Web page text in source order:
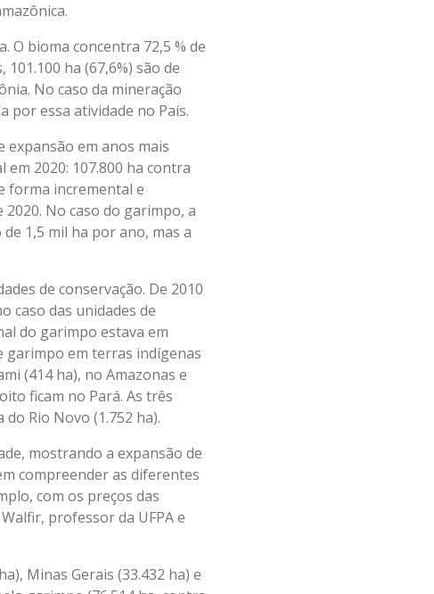
O bioma concentra 72,5 % de
ha (67,6%) são de
No caso da mineração
por essa atividade no País.
em anos mais
2020: 107.800 ha contra
forma incremental e
No caso do garimpo, a
1,5 mil ha por ano, mas a
de conservação. De 2010
caso das unidades de
do garimpo estava em
garimpo em terras indígenas
(414 ha), no Amazonas e
ficam no Pará. As três
do Rio Novo (1.752 ha).
mostrando a expansão de
compreender as diferentes
com os preços das
professor da UFPA e
Minas Gerais (33.432 ha) e